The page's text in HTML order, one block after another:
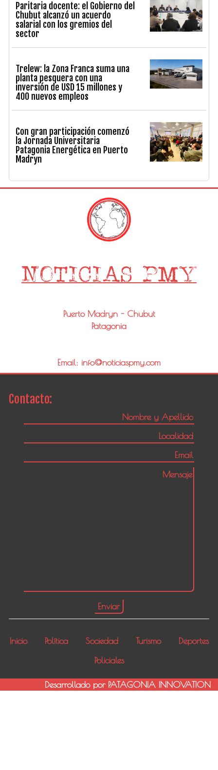
Paritaria docente: el Gobierno del
Chubut alcanzó un acuerdo
salarial con los gremios del
sector
Trelew: la Zona Franca suma una
planta pesquera con una
inversión de USD 15 millones y
400 nuevos empleos
Con gran participación comenzó
la Jornada Universitaria
Patagonia Energética en Puerto
Madryn
Puerto Madryn - Chubut
Patagonia
Email: info@noticiaspmy.com
Contacto:
Inicio Política Sociedad Turismo
Deportes
Policiales
Desarrollado por PATAGONIA INNOVATION